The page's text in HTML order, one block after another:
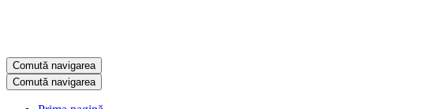
Comută navigarea
Comută navigarea